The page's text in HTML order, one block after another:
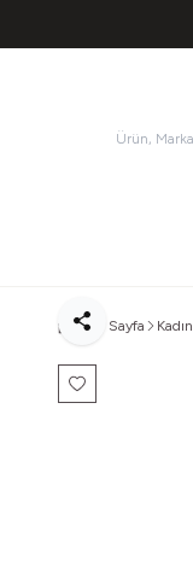
Ana Sayfa Kadın
Favoriye Ekle
Paylaş